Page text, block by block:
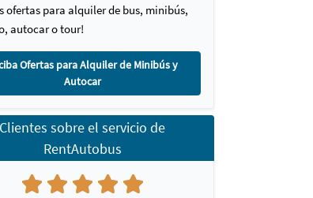
ofertas para alquiler de bus, minibús,
autocar o tour!
Ofertas para Alquiler de Minibús y
Autocar
Clientes sobre el servicio de
RentAutobus